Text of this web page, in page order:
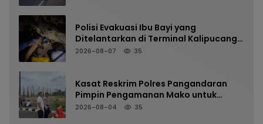
Polisi Evakuasi Ibu Bayi yang
Ditelantarkan di Terminal Kalipucang
dari Dalam Goa
2026-08-07 35
Kasat Reskrim Polres Pangandaran
Pimpin Pengamanan Mako untuk
Perkuat Kesiapsiagaan Personel
2026-08-04 35